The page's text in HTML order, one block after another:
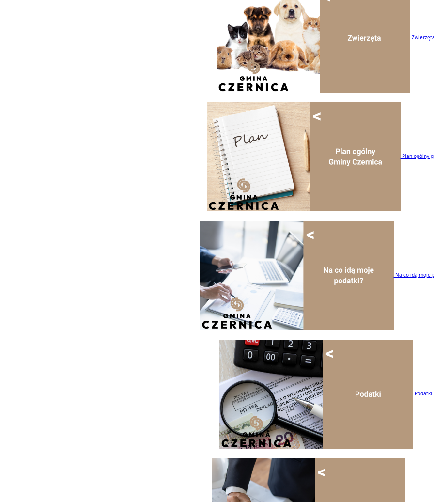
Zwierzęta
Plan ogólny
Na co idą moje
Podatki